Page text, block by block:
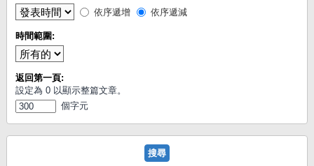
依序遞增
依序遞減
時間範圍:
返回第一頁:
設定為 0 以顯示整篇文章。
個字元